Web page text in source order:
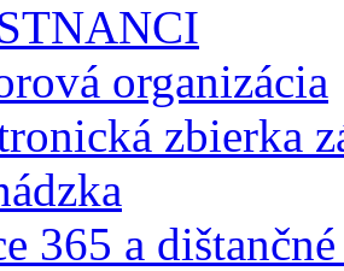
organizácia
zbierka
365 a